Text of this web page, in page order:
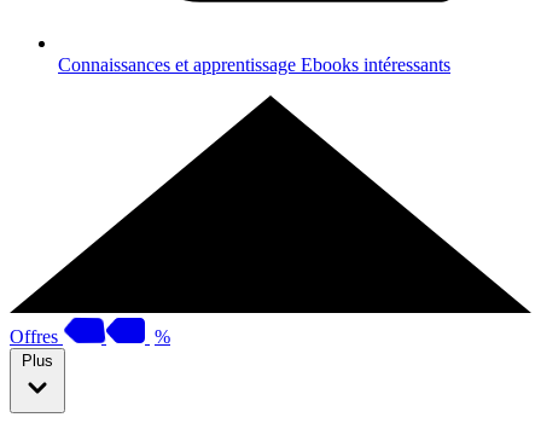
Connaissances et apprentissage Ebooks intéressants
Offres %
Plus